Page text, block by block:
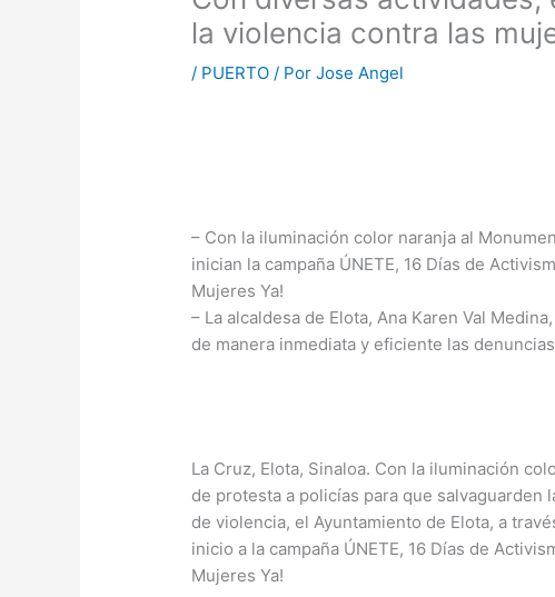
la violencia contra las
/ PUERTO / PorJose Angel
– Con la iluminación color naranja al
inician la campaña ÚNETE, 16 Días de
Mujeres Ya!
– La alcaldesa de Elota, Ana Karen Val
de manera inmediata y eficiente las
La Cruz, Elota, Sinaloa. Con la iluminación
de protesta a policías para que
de violencia, el Ayuntamiento de Elota, a
inicio a la campaña ÚNETE, 16 Días de
Mujeres Ya!